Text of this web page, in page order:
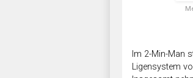
Im 2-Min-Man
Ligensystem